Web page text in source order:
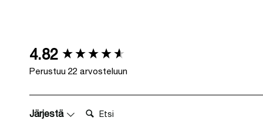
4.82
Perustuu 22 arvosteluun
Järjestä
Etsi:
New content loaded